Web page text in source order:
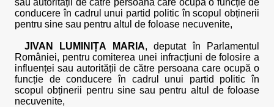
sau autorității de către persoana care ocupă o funcție de
conducere în cadrul unui partid politic în scopul obținerii
pentru sine sau pentru altul de foloase necuvenite,
JIVAN LUMINIȚA MARIA, deputat în Parlamentul
României, pentru comiterea unei infracțiuni de folosire a
influenței sau autorității de către persoana care ocupă o
funcție de conducere în cadrul unui partid politic în
scopul obținerii pentru sine sau pentru altul de foloase
necuvenite,